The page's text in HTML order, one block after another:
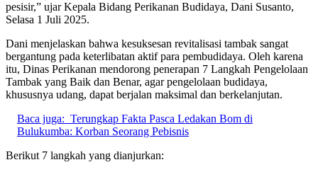
pesisir,” ujar Kepala Bidang Perikanan Budidaya, Dani Susanto,
Selasa 1 Juli 2025.
Dani menjelaskan bahwa kesuksesan revitalisasi tambak sangat
bergantung pada keterlibatan aktif para pembudidaya. Oleh karena
itu, Dinas Perikanan mendorong penerapan 7 Langkah Pengelolaan
Tambak yang Baik dan Benar, agar pengelolaan budidaya,
khususnya udang, dapat berjalan maksimal dan berkelanjutan.
Baca juga: Terungkap Fakta Pasca Ledakan Bom di
Bulukumba: Korban Seorang Pebisnis
Berikut 7 langkah yang dianjurkan: